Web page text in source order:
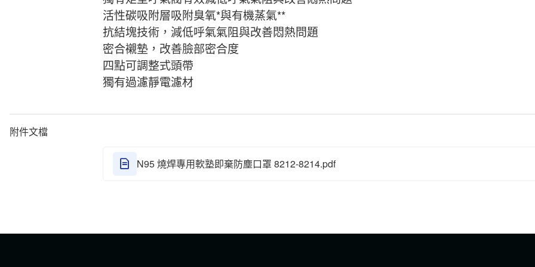
活性碳吸附層吸附臭氧*與有機蒸氣**
抗結塊技術，減低呼氣氣阻與改善悶熱問題
密合襯墊，改善臉部密合度
四點可調整式頭帶
獨有過濾靜電濾材
附件文檔
N95 燒焊專用軟塾即棄防塵口罩 8212-8214.pdf